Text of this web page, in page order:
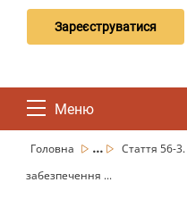
Зареєструватися
Меню
Головна ...
Стаття 56-
забезпечення ...